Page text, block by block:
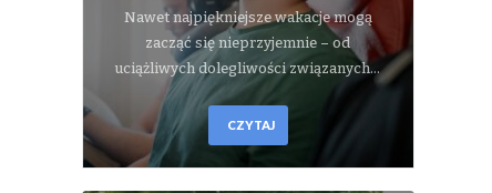
Nawet najpiękniejsze wakacje mogą
zacząć się nieprzyjemnie – od
uciążliwych dolegliwości związanych…
CZYTAJ